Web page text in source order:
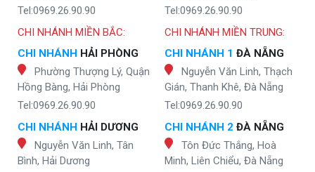
Tel:0969.26.90.90
Tel:0969.26.90.90
CHI NHÁNH MIỀN BẮC:
CHI NHÁNH HẢI PHÒNG
Phường Thượng Lý, Quận
Hồng Bàng, Hải Phòng
Tel:0969.26.90.90
CHI NHÁNH HẢI DƯƠNG
Nguyễn Văn Linh, Tân
Bình, Hải Dương
CHI NHÁNH MIỀN TRUNG:
CHI NHÁNH 1 ĐÀ NẴNG
Nguyễn Văn Linh, Thạch
Gián, Thanh Khê, Đà Nẵng
Tel:0969.26.90.90
CHI NHÁNH 2 ĐÀ NẴNG
Tôn Đức Thắng, Hoà
Minh, Liên Chiểu, Đà Nẵng